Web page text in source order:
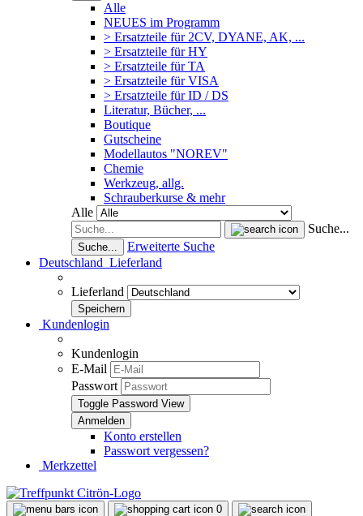
Alle
NEUES im Programm
> Ersatzteile für 2CV, DYANE, AK, ...
> Ersatzteile für HY
> Ersatzteile für TA
> Ersatzteile für VISA
> Ersatzteile für ID / DS
Literatur, Bücher, ...
Boutique
Gutscheine
Modellautos "NOREV"
Chemie
Werkzeug, allg.
Schrauberkurse & mehr
Alle
Suche...
Suche...
Erweiterte Suche
Deutschland Lieferland
Lieferland
Kundenlogin
Kundenlogin
E-Mail
Passwort
Toggle Password View
Konto erstellen
Passwort vergessen?
Merkzettel
0